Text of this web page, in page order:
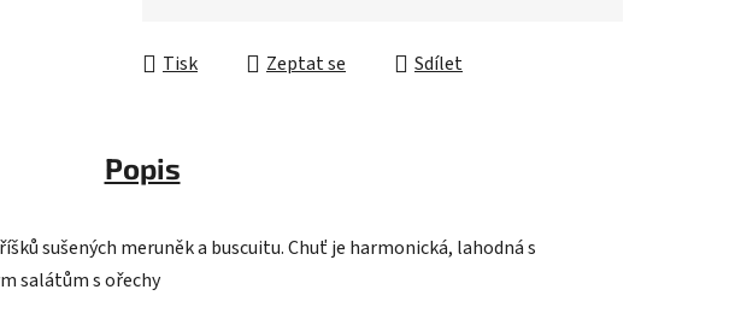
Tisk Zeptat se Sdílet
Popis
sušených meruněk a buscuitu. Chuť je harmonická, lahodná s
salátům s ořechy